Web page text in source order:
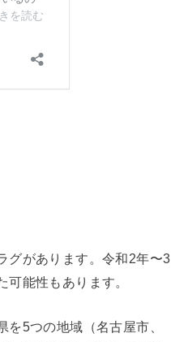
グがあります。令和2年〜3
能性もあります。
5つの地域（名古屋市、